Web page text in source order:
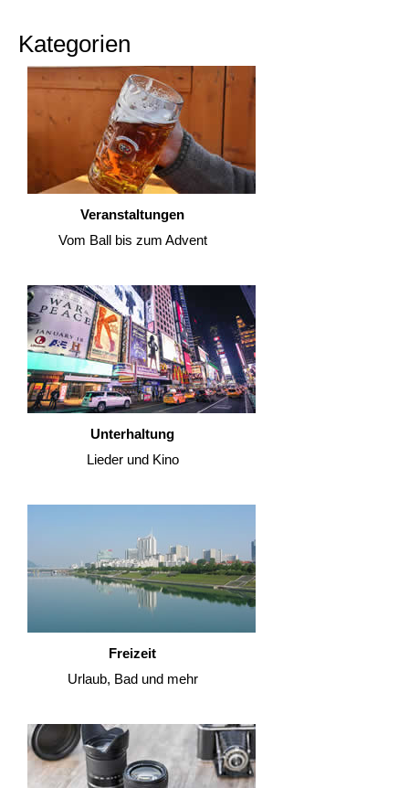
Kategorien
Veranstaltungen
Vom Ball bis zum Advent
Unterhaltung
Lieder und Kino
Freizeit
Urlaub, Bad und mehr